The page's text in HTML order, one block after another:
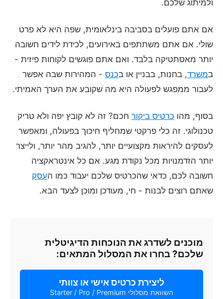
ולמיתוג שלכם.
אם אתם פועלים בסביבה בינלאומית, שפה היא לא פרט
שולי. אם אתם משתתפים באירועים, לכידת לידים חשובה
יותר מאסתטיקה בלבד. ואם אתם פוגשים לקוחות פיזית -
במשרד, בחנות, בבניין או בכנס - המהירות שבה אפשר
לעבור ממפגש לפעולה היא מה שקובע את הערך האמיתי.
בסוף, מהו כרטיס ביקור חכם? זה לא קובץ יפה ולא טריק
טכנולוגי. זה כלי פרקטי שמחליף חיכוך בפעולה, ומאפשר
לעסקים להיראות מקצועיים יותר, להגיב מהר יותר, ולייצר
יותר הזדמנויות מכל נקודת מגע. אם כל אינטראקציה
חשובה לכם, כדאי שהכרטיס שלכם יעבוד כמו העסק
שאתם רוצים לבנות - חי, מעודכן ומוכן לצעד הבא.
מוכנים לשדרג את הנוכחות הדיגיטלית
שלכם? בחרו את המסלול המתאים:
ליצירת כרטיס אישי או צוותי
השוואת מסלולי Starter / Pro / Premium